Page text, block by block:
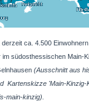
ca. 4.500
im südosthessischen Main-
(Ausschnitt aus
Kartenskizze 'Main-Kinzig-
main-kinzig).